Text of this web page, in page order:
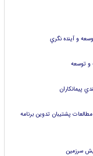
و آينده نگري
و توسعه
پيمانكاران
پشتيبان تدوين برنامه
سرزمين